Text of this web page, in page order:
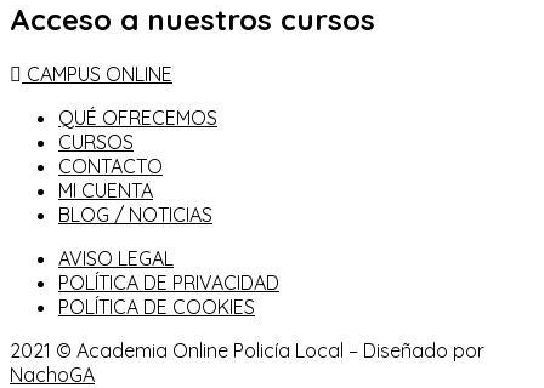
Acceso a nuestros cursos
CAMPUS ONLINE
QUÉ OFRECEMOS
CURSOS
CONTACTO
MI CUENTA
BLOG / NOTICIAS
AVISO LEGAL
POLÍTICA DE PRIVACIDAD
POLÍTICA DE COOKIES
2021 © Academia Online Policía Local – Diseñado por
NachoGA